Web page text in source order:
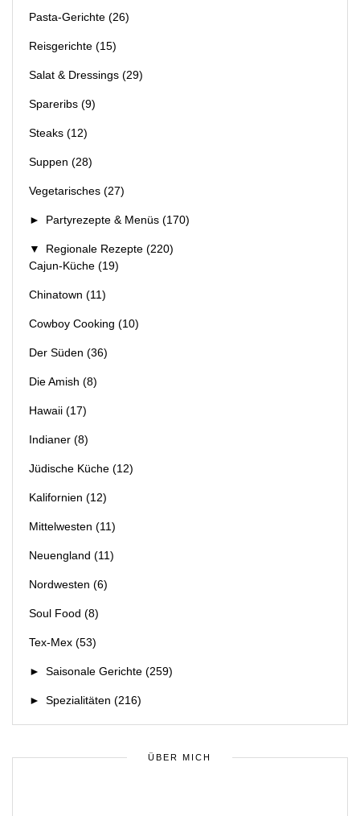
Pasta-Gerichte (26)
Reisgerichte (15)
Salat & Dressings (29)
Spareribs (9)
Steaks (12)
Suppen (28)
Vegetarisches (27)
► Partyrezepte & Menüs (170)
▼ Regionale Rezepte (220)
Cajun-Küche (19)
Chinatown (11)
Cowboy Cooking (10)
Der Süden (36)
Die Amish (8)
Hawaii (17)
Indianer (8)
Jüdische Küche (12)
Kalifornien (12)
Mittelwesten (11)
Neuengland (11)
Nordwesten (6)
Soul Food (8)
Tex-Mex (53)
► Saisonale Gerichte (259)
► Spezialitäten (216)
ÜBER MICH